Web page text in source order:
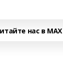
нас в MAX